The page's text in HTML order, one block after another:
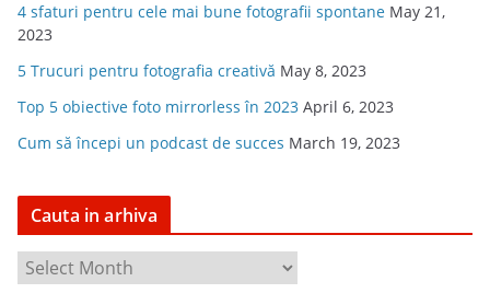
4 sfaturi pentru cele mai bune fotografii spontane May 21,
2023
5 Trucuri pentru fotografia creativă May 8, 2023
Top 5 obiective foto mirrorless în 2023 April 6, 2023
Cum să începi un podcast de succes March 19, 2023
Cauta in arhiva
a